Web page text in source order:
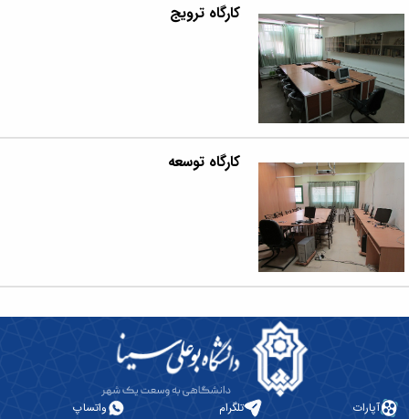
کارگاه ترویج
کارگاه توسعه
آپارات تلگرام واتساپ